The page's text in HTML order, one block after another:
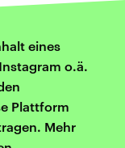
eines
o.ä.
Plattform
Mehr